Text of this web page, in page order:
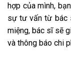
hợp của mình,
sự tư vấn từ bác
miệng, bác sĩ sẽ
và thông báo chi